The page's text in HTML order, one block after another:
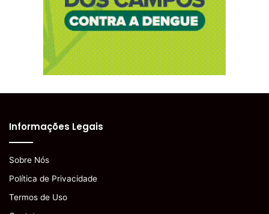
Informações Legais
Sobre Nós
Política de Privacidade
Termos de Uso